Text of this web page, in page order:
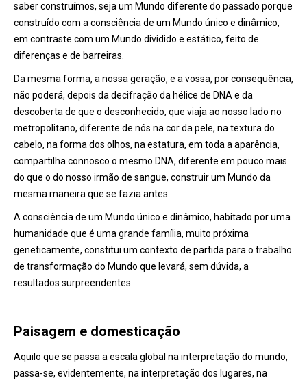
saber construímos, seja um Mundo diferente do passado porque
construído com a consciência de um Mundo único e dinâmico,
em contraste com um Mundo dividido e estático, feito de
diferenças e de barreiras.
Da mesma forma, a nossa geração, e a vossa, por consequência,
não poderá, depois da decifração da hélice de DNA e da
descoberta de que o desconhecido, que viaja ao nosso lado no
metropolitano, diferente de nós na cor da pele, na textura do
cabelo, na forma dos olhos, na estatura, em toda a aparência,
compartilha connosco o mesmo DNA, diferente em pouco mais
do que o do nosso irmão de sangue, construir um Mundo da
mesma maneira que se fazia antes.
A consciência de um Mundo único e dinâmico, habitado por uma
humanidade que é uma grande família, muito próxima
geneticamente, constitui um contexto de partida para o trabalho
de transformação do Mundo que levará, sem dúvida, a
resultados surpreendentes.
Paisagem e domesticação
Aquilo que se passa a escala global na interpretação do mundo,
passa-se, evidentemente, na interpretação dos lugares, na